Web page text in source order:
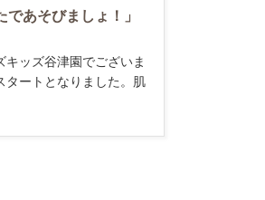
あそびましょ！」
ッズ谷津園でございま
タートとなりました。肌